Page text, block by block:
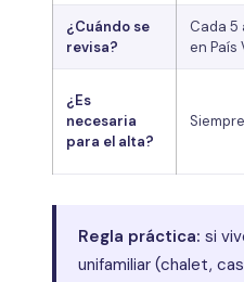
¿Cuándo se
revisa?
Cada 5
en País
¿Es
necesaria
para el alta?
Siempre
Regla práctica: si
unifamiliar (chalet,